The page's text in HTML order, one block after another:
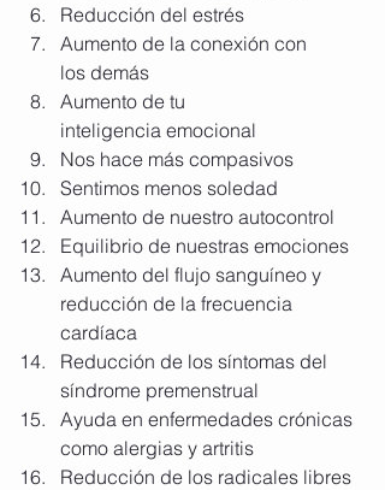
Reducción del estrés
Aumento de la conexión con
los demás
Aumento de tu
inteligencia emocional
Nos hace más compasivos
Sentimos menos soledad
Aumento de nuestro autocontrol
Equilibrio de nuestras emociones
Aumento del flujo sanguíneo y
reducción de la frecuencia
cardíaca
Reducción de los síntomas del
síndrome premenstrual
Ayuda en enfermedades crónicas
como alergias y artritis
Reducción de los radicales libres